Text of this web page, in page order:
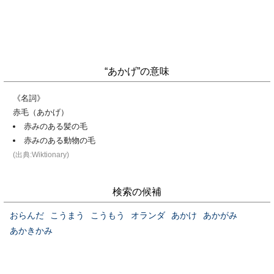
“あかげ”の意味
《名詞》
赤毛（あかげ）
赤みのある髪の毛
赤みのある動物の毛
(出典:Wiktionary)
検索の候補
おらんだ こうまう こうもう オランダ あかけ
あかがみ
あかきかみ